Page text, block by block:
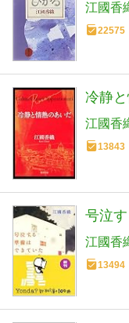
江國香
22575
冷静
江國香
13843
号泣
江國香
13494